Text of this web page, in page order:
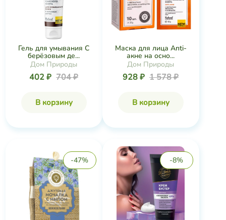
Гель для умывания С
берёзовым де...
Дом Природы
402 ₽ 704 ₽
В корзину
Маска для лица Anti-
акне на осно...
Дом Природы
928 ₽ 1 578 ₽
В корзину
-47% -8%